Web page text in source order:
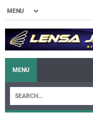
MENU